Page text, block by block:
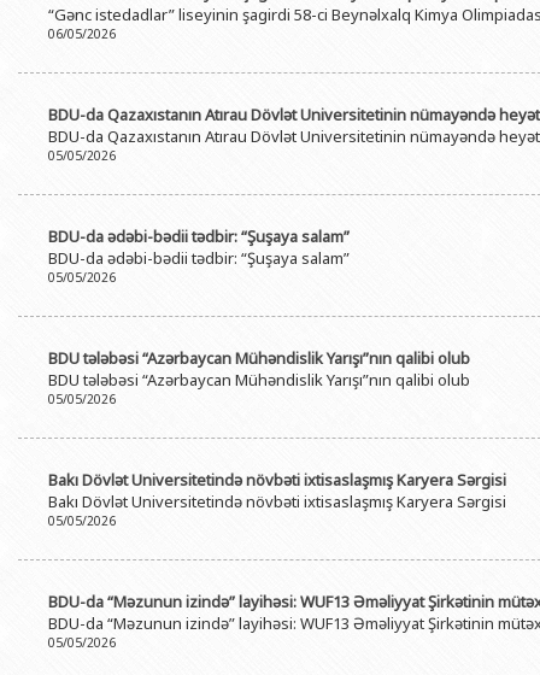
BDU-nun məzunları
BDU-da tədris olunan ixtisaslar
İnsan resursları və hüquq şöbəsi
Keyfiyyətin təminatı, monitorinq
İdman-sağlamlıq Mərkəzi
Geologiya fakültəsi
Beynəlxalq
Publik
“Gənc istedadlar” liseyinin şagirdi 58-ci Beynəlxalq Kimya
06/05/2026
BDU-da Qazaxıstanın Atırau Dövlət Universitetinin nümayəndə
BDU-da Qazaxıstanın Atırau Dövlət Universitetinin nümayəndə
05/05/2026
BDU-da ədəbi-bədii tədbir: “Şuşaya salam”
BDU-da ədəbi-bədii tədbir: “Şuşaya salam”
05/05/2026
BDU tələbəsi “Azərbaycan Mühəndislik Yarışı”nın qalibi olub
BDU tələbəsi “Azərbaycan Mühəndislik Yarışı”nın qalibi olub
05/05/2026
Bakı Dövlət Universitetində növbəti ixtisaslaşmış Karyera Sərgisi
Bakı Dövlət Universitetində növbəti ixtisaslaşmış Karyera Sərgisi
05/05/2026
BDU-da “Məzunun izində” layihəsi: WUF13 Əməliyyat Şirkətinin
BDU-da “Məzunun izində” layihəsi: WUF13 Əməliyyat Şirkətinin
05/05/2026